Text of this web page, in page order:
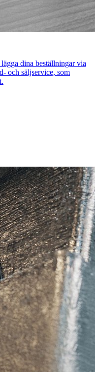
dina beställningar via
och säljservice, som